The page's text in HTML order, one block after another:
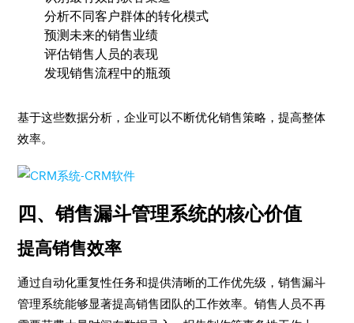
分析不同客户群体的转化模式
预测未来的销售业绩
评估销售人员的表现
发现销售流程中的瓶颈
基于这些数据分析，企业可以不断优化销售策略，提高整体
效率。
四、销售漏斗管理系统的核心价值
提高销售效率
通过自动化重复性任务和提供清晰的工作优先级，销售漏斗
管理系统能够显著提高销售团队的工作效率。销售人员不再